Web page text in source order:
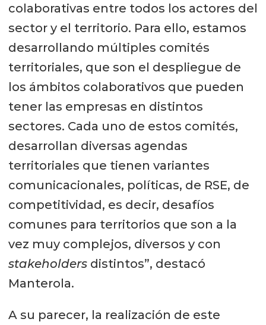
colaborativas entre todos los actores del
sector y el territorio. Para ello, estamos
desarrollando múltiples comités
territoriales, que son el despliegue de
los ámbitos colaborativos que pueden
tener las empresas en distintos
sectores. Cada uno de estos comités,
desarrollan diversas agendas
territoriales que tienen variantes
comunicacionales, políticas, de RSE, de
competitividad, es decir, desafíos
comunes para territorios que son a la
vez muy complejos, diversos y con
stakeholdersdistintos”, destacó
Manterola.
A su parecer, la realización de este